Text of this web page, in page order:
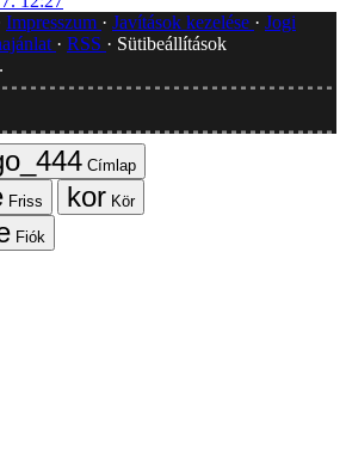
Impresszum Javítások kezelése
Jogi
RSS
Sütibeállítások
Címlap
Friss
Kör
Fiók